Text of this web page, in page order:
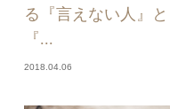
る『言えない人』と
『...
2018.04.06